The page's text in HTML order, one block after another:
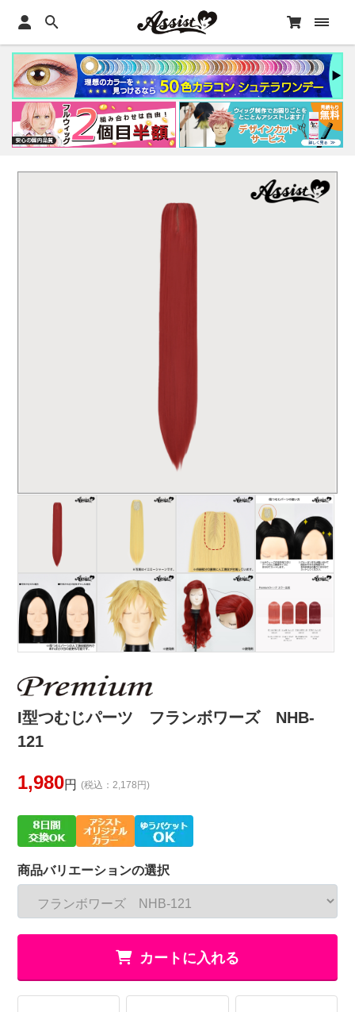
I型つむじパーツ フランボワーズ NHB-
121
1,980円 (税込：2,178円)
商品バリエーションの選択
カートに入れる